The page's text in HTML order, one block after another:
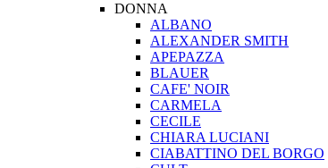
DONNA
ALBANO
ALEXANDER SMITH
APEPAZZA
BLAUER
CAFE' NOIR
CARMELA
CECILE
CHIARA LUCIANI
CIABATTINO DEL BORGO